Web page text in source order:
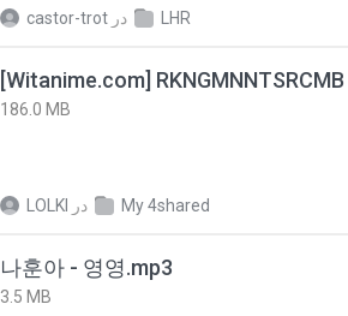
castor-trot در LHR
186.0 MB
LOLKI در My 4shared
나훈아 - 영영.mp3
3.5 MB